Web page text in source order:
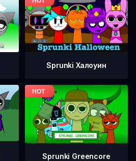
Sprunki Халоуин
Sprunki Greencore